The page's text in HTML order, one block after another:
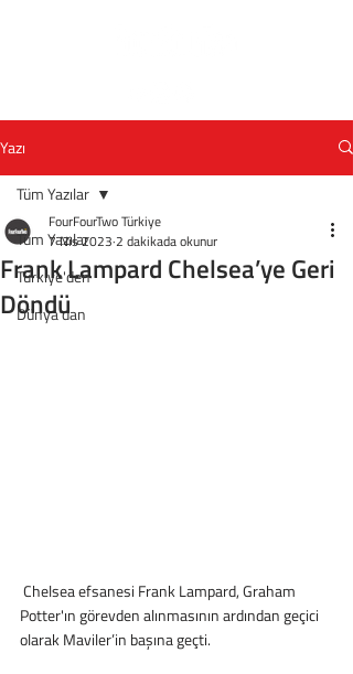
Yazı
Tüm Yazılar
Türkiye'den
Dünya'dan
Tüm Yazılar
Frank Lampard Chelsea’ye Geri
Döndü
FourFourTwo Türkiye
7 Nis 2023 2 dakikada okunur
Potter'ın görevden alınmasının ardından geçici
olarak Maviler’in başına geçti.